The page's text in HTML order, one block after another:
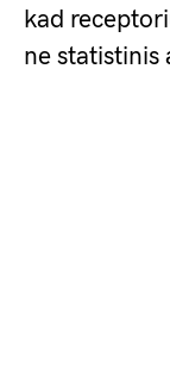
kad
ne statistinis